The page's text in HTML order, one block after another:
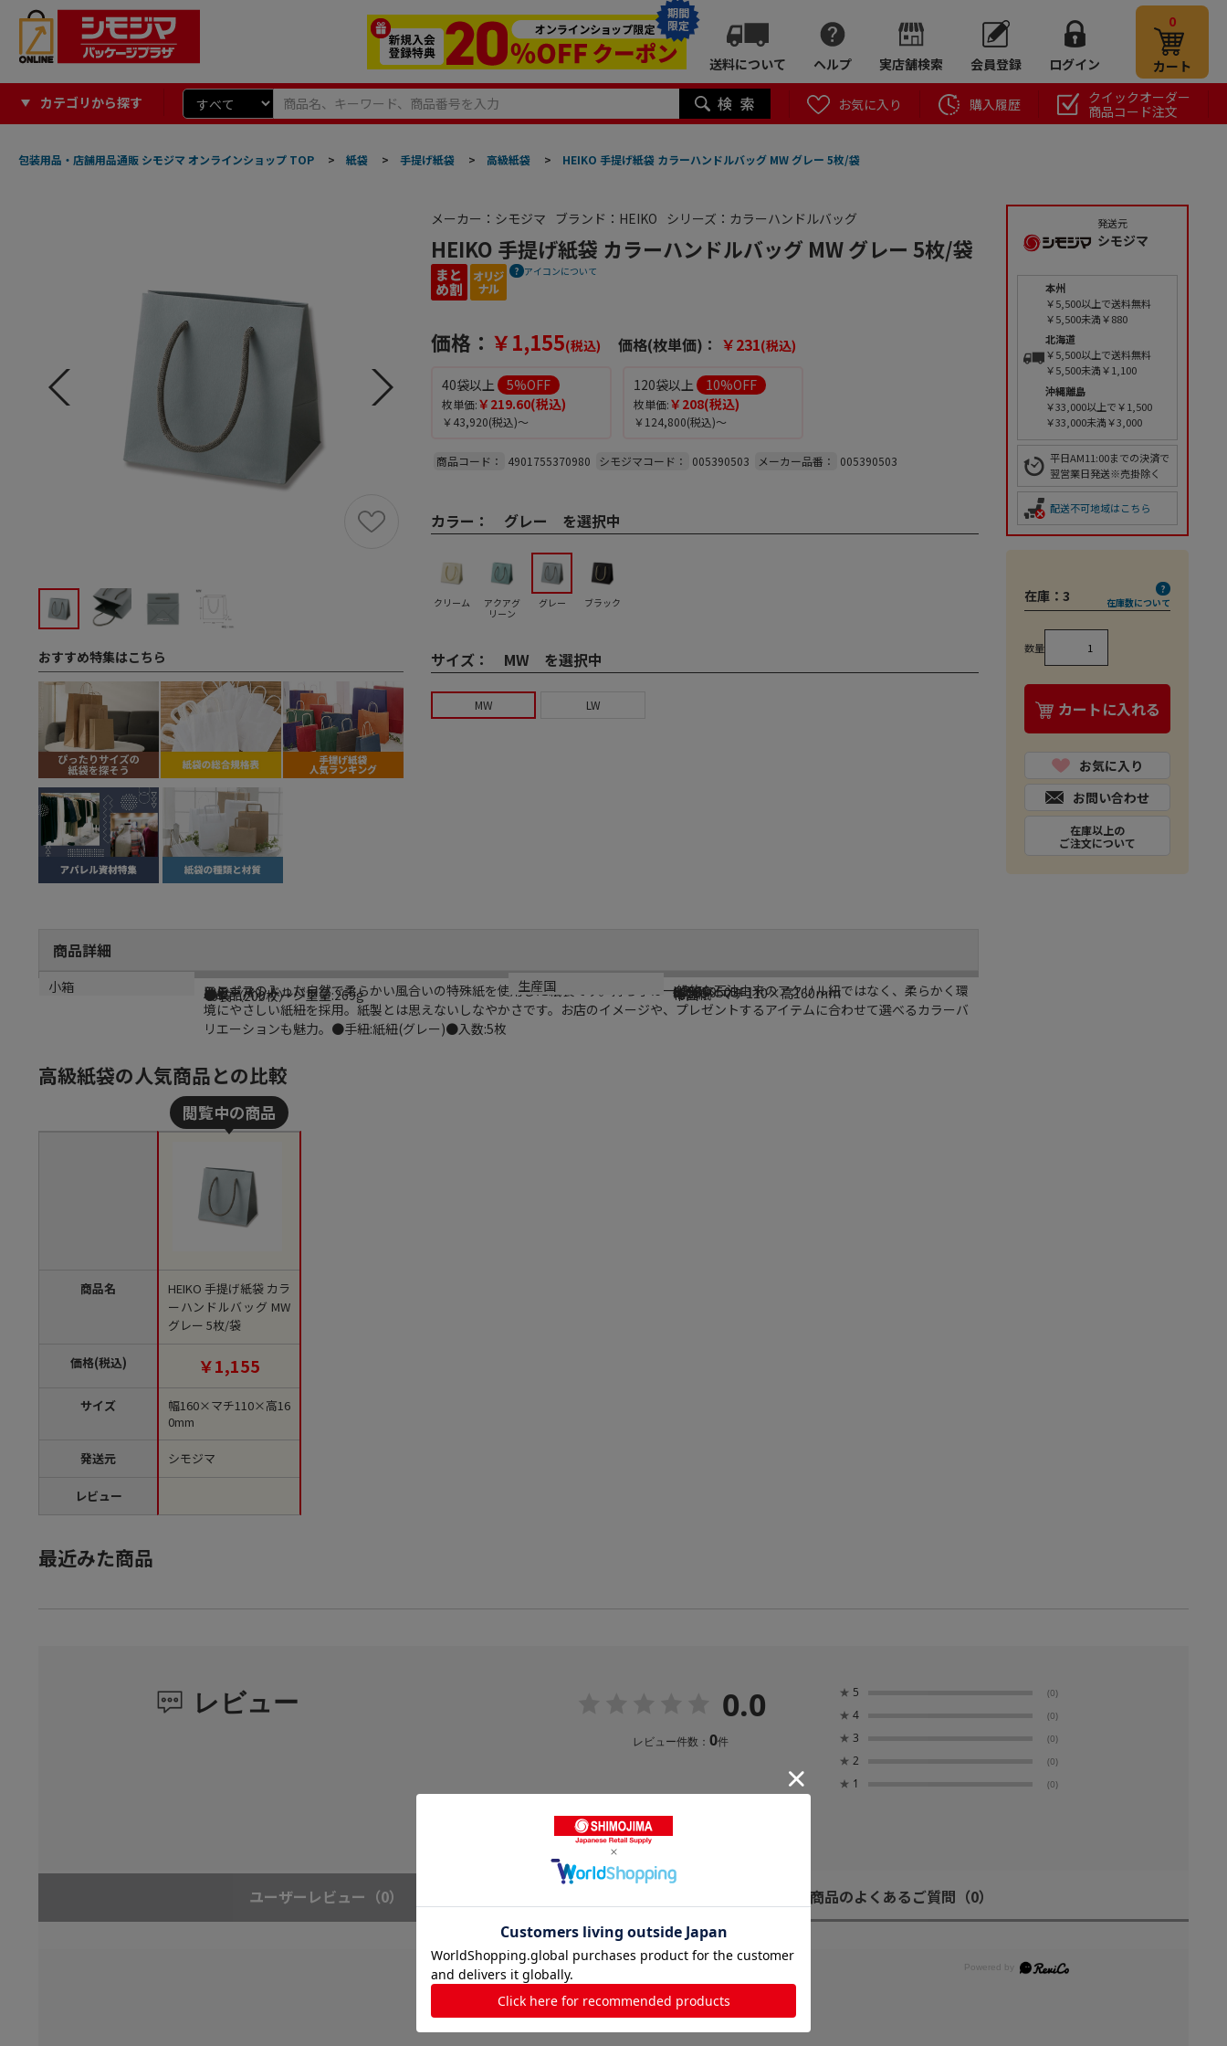
期間
限定
送料について ヘルプ 実店舗検索 会員登録 ログイン
0
カート
カテゴリから探す お気に入り 購入履歴
クイックオーダー
商品コード注文
包装用品・店舗用品通販 シモジマ オンラインショップ TOP > 紙袋 > 手提げ紙袋 > 高級紙袋 > HEIKO 手提げ紙袋 カラーハンドルバッグ MW グレー 5枚/袋
おすすめ特集はこちら
メーカー：シモジマ ブランド：HEIKO シリーズ：カラーハンドルバッグ
HEIKO 手提げ紙袋 カラーハンドルバッグ MW グレー 5枚/袋
アイコンについて
価格： ￥1,155(税込) 価格(枚単価)： ￥231(税込)
40袋以上 5%OFF
枚単価:￥219.60(税込)
￥43,920(税込)～
120袋以上 10%OFF
枚単価:￥208(税込)
￥124,800(税込)～
商品コード： 4901755370980 シモジマコード： 005390503 メーカー品番： 005390503
カラー： グレー を選択中
クリーム
アクアグ
リーン
グレー ブラック
サイズ： MW を選択中
MW LW
商品詳細
商品説明
エンボスの入った自然で柔らかい風合いの特殊紙を使用した紙袋です。持ち手は一般的な石油由来のアクリル紐ではなく、柔らかく環
境にやさしい紙紐を採用。紙製とは思えないしなやかさです。お店のイメージや、プレゼントするアイテムに合わせて選べるカラーバ
リエーションも魅力。●手紐:紙紐(グレー)●入数:5枚
メーカー名
シモジマ
ブランド名
HEIKO
シリーズ名
カラーハンドルバッグ
メーカー品番
005390503
規格
MW
サイズ
幅160×マチ110×高160mm
カラー
グレー
材質
特殊紙
重量
●単品パッケージ重量:269g
生産国
中国
小箱
40袋（200枚）
発送元
シモジマ
本州
￥5,500以上で送料無料
￥5,500未満￥880
北海道
￥5,500以上で送料無料
￥5,500未満￥1,100
沖縄離島
￥33,000以上で￥1,500
￥33,000未満￥3,000
平日AM11:00までの決済で
翌営業日発送※売掛除く
配送不可地域はこちら
在庫： 3 在庫数について
数量
カートに入れる
お気に入り
お問い合わせ
在庫以上の
ご注文について
高級紙袋の人気商品との比較
商品名
価格(税込)
サイズ
発送元
レビュー
HEIKO 手提げ紙袋 カラ
ーハンドルバッグ MW
グレー 5枚/袋
￥1,155
幅160×マチ110×高16
0mm
シモジマ
最近みた商品
レビュー 0.0
レビュー件数： 0件
★ 5 (0)
★ 4 (0)
★ 3 (0)
★ 2 (0)
★ 1 (0)
ユーザーレビュー （0） 商品のよくあるご質問 （0）
レビューはありません。